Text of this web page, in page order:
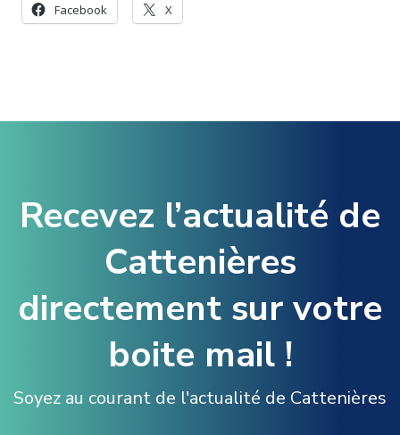
Facebook X
Recevez l’actualité de
Cattenières
directement sur votre
boite mail !
Soyez au courant de l'actualité de Cattenières